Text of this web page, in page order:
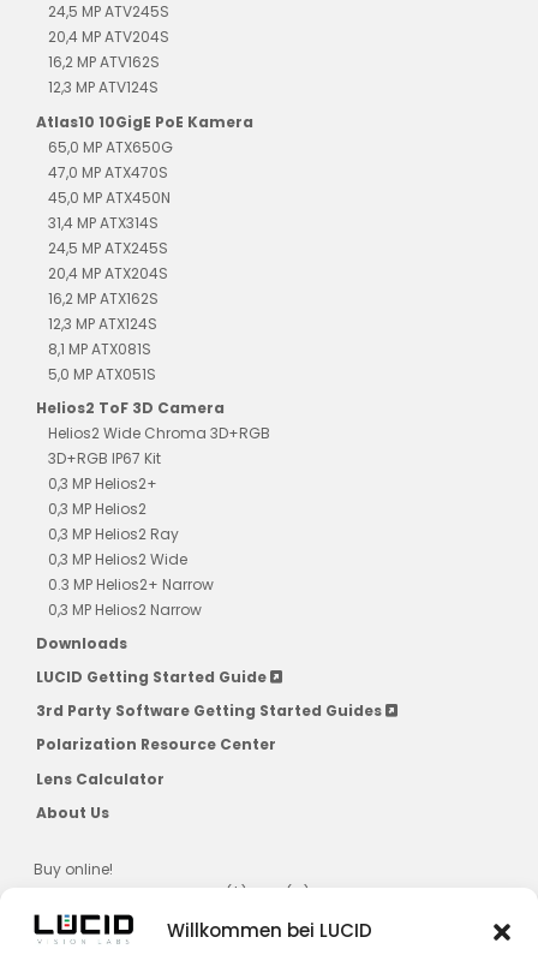
Willkommen bei LUCID
24,5 MP ATV245S
20,4 MP ATV204S
16,2 MP ATV162S
12,3 MP ATV124S
Atlas10 10GigE PoE Kamera
65,0 MP ATX650G
47,0 MP ATX470S
45,0 MP ATX450N
31,4 MP ATX314S
24,5 MP ATX245S
20,4 MP ATX204S
16,2 MP ATX162S
12,3 MP ATX124S
8,1 MP ATX081S
5,0 MP ATX051S
Helios2 ToF 3D Camera
Helios2 Wide Chroma 3D+RGB
3D+RGB IP67 Kit
0,3 MP Helios2+
0,3 MP Helios2
0,3 MP Helios2 Ray
0,3 MP Helios2 Wide
0.3 MP Helios2+ Narrow
0,3 MP Helios2 Narrow
Downloads
LUCID Getting Started Guide
3rd Party Software Getting Started Guides
Polarization Resource Center
Lens Calculator
About Us
Buy online!
US, CAD, AU, JPN, NZ, SG, KR ($) & EU (€)